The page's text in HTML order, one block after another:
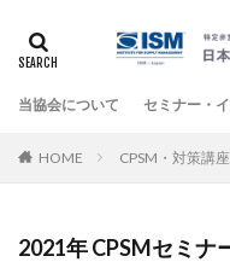
当協会について セミナー・
HOME CPSM・対策講座
2021年 CPSMセミナ